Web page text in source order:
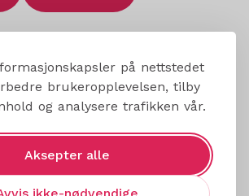
på nettstedet
brukeropplevelsen, tilby
og analysere trafikken vår.
Aksepter alle